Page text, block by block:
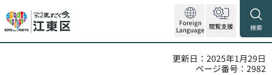
Foreign
Language 閲覧支援 検索
更新日：2025年1月29日
ページ番号：2982